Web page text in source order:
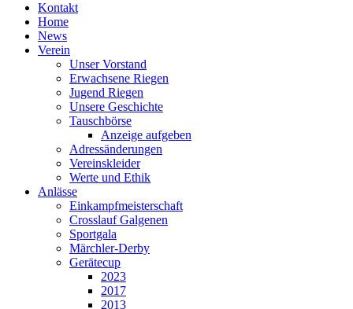
Kontakt
Home
News
Verein
Unser Vorstand
Erwachsene Riegen
Jugend Riegen
Unsere Geschichte
Tauschbörse
Anzeige aufgeben
Adressänderungen
Vereinskleider
Werte und Ethik
Anlässe
Einkampfmeisterschaft
Crosslauf Galgenen
Sportgala
Märchler-Derby
Gerätecup
2023
2017
2013